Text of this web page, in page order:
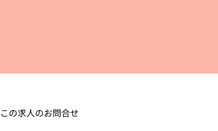
この求人のお問合せ